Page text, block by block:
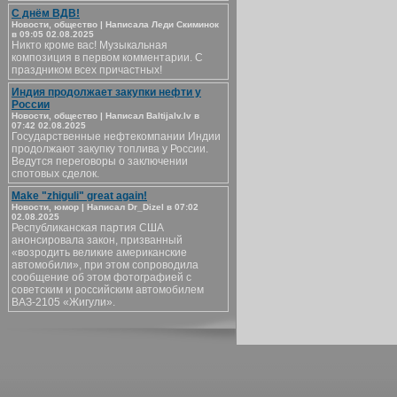
С днём ВДВ!
Новости, общество | Написала Леди Скиминок
в 09:05 02.08.2025
Никто кроме вас! Музыкальная
композиция в первом комментарии. С
праздником всех причастных!
Индия продолжает закупки нефти у
России
Новости, общество | Написал Baltijalv.lv в
07:42 02.08.2025
Государственные нефтекомпании Индии
продолжают закупку топлива у России.
Ведутся переговоры о заключении
спотовых сделок.
Make "zhiguli" great again!
Новости, юмор | Написал Dr_Dizel в 07:02
02.08.2025
Республиканская партия США
анонсировала закон, призванный
«возродить великие американские
автомобили», при этом сопроводила
сообщение об этом фотографией с
советским и российским автомобилем
ВАЗ-2105 «Жигули».